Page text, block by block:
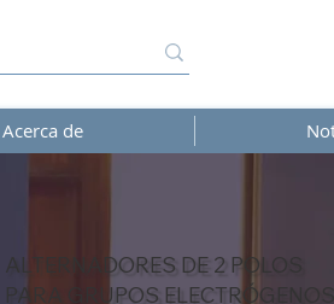
Acerca de
ALTERNADORES DE 2 POLOS
PARA GRUPOS